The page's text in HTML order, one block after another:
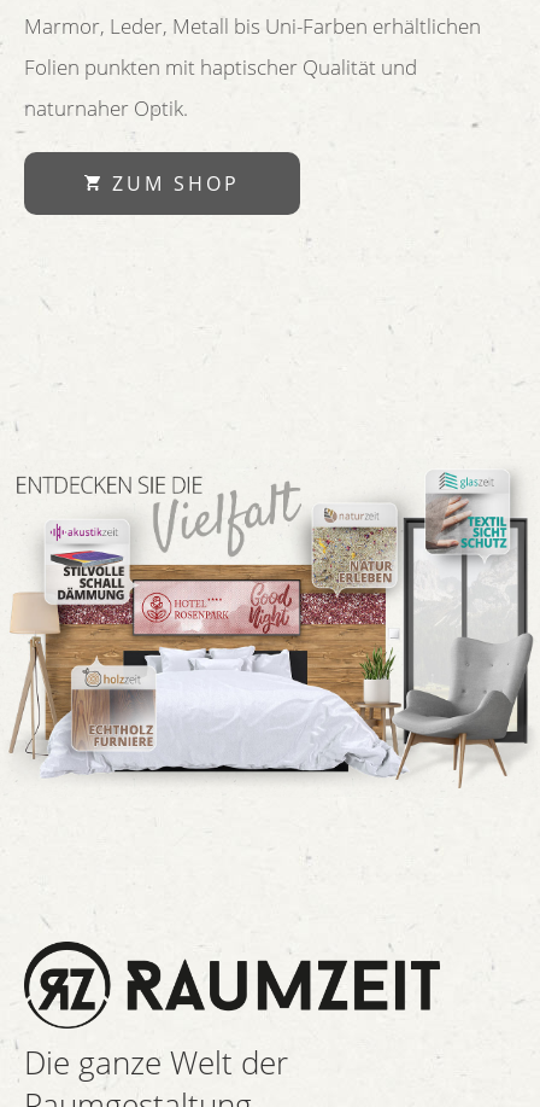
Marmor, Leder, Metall bis Uni-Farben erhältlichen
Folien punkten mit haptischer Qualität und
naturnaher Optik.
ZUM SHOP
Die ganze Welt der